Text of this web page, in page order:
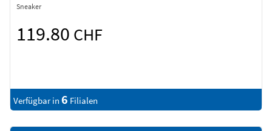
Sneaker
119.80 CHF
Verfügbar in 6 Filialen